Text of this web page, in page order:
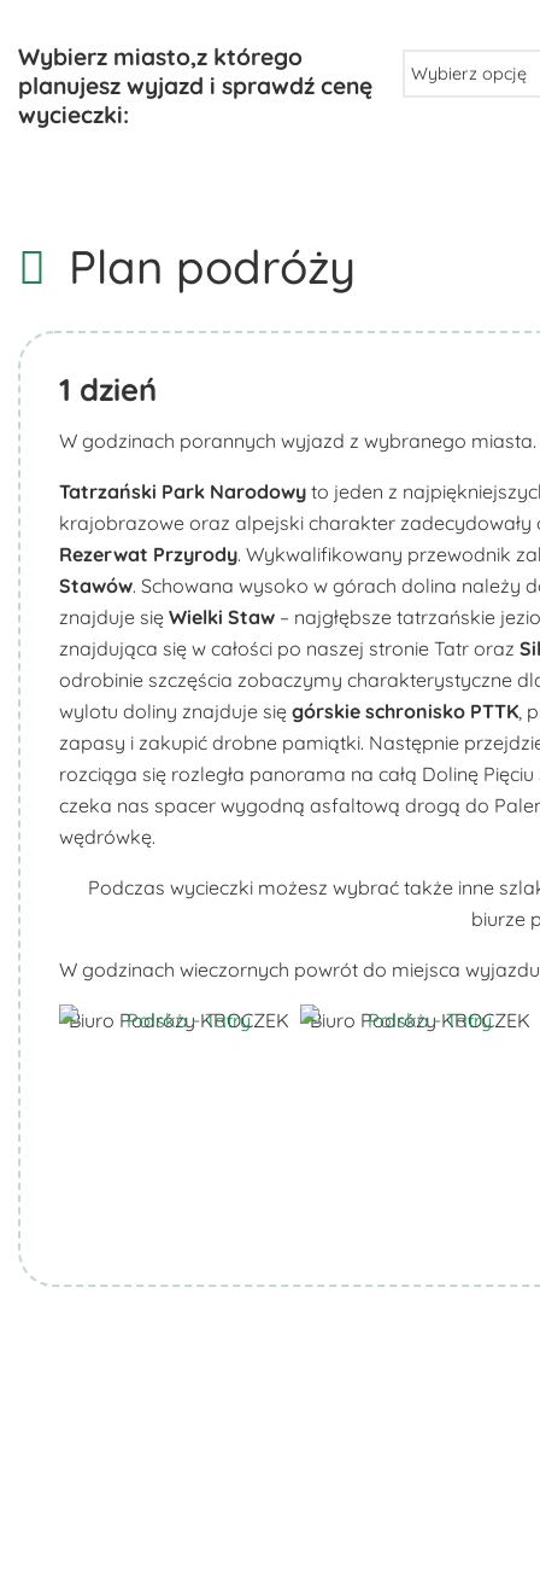
Plan podróży
1 dzień
W godzinach porannych wyjazd z wybranego miasta.
Tatrzański Park Narodowy to jeden z
krajobrazowe oraz alpejski charakter zadecydowały
Rezerwat Przyrody. Wykwalifikowany przewodnik
Stawów. Schowana wysoko w górach dolina należy
znajduje się Wielki Staw – najgłębsze tatrzańskie
znajdująca się w całości po naszej stronie Tatr oraz
odrobinie szczęścia zobaczymy charakterystyczne
wylotu doliny znajduje się górskie schronisko PTTK,
zapasy i zakupić drobne pamiątki. Następnie
rozciąga się rozległa panorama na całą Dolinę
czeka nas spacer wygodną asfaltową drogą do
wędrówkę.
Podczas wycieczki możesz wybrać także inne
biurze
W godzinach wieczornych powrót do miejsca
Biuro Podróży KROCZEK Biuro Podróży KROCZEK